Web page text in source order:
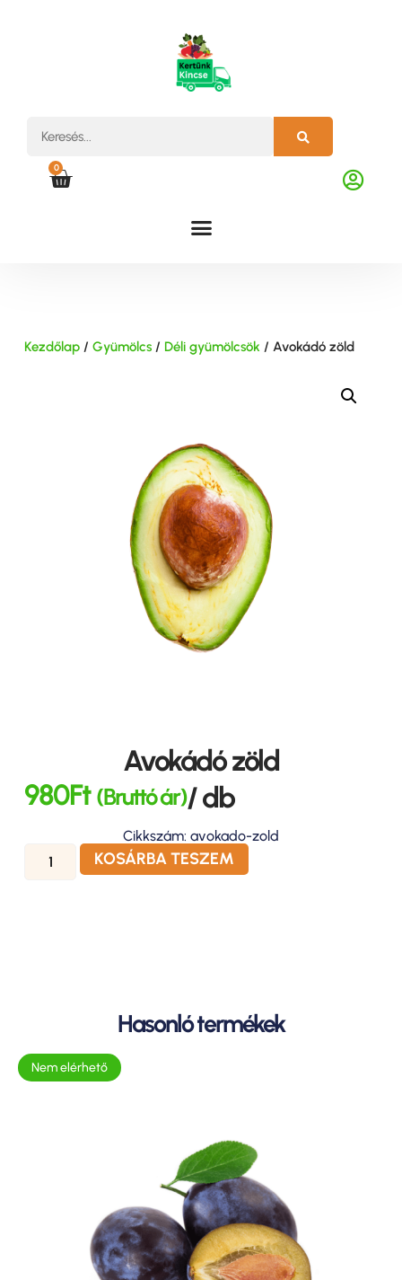
0
Kezdőlap/ Gyümölcs/ Déli gyümölcsök / Avokádó zöld
Avokádó zöld
980Ft (Bruttó ár)/ db
Cikkszám: avokado-zold
KOSÁRBA TESZEM
Hasonló termékek
Nem elérhető